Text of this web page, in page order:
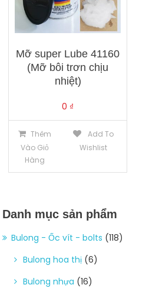
Mỡ super Lube 41160
(Mỡ bôi trơn chịu
nhiệt)
0 ₫
Thêm
Vào Giỏ
Hàng
Add To
Wishlist
Danh mục sản phẩm
Bulong - Ốc vít - bolts (118)
Bulong hoa thị (6)
Bulong nhựa (16)